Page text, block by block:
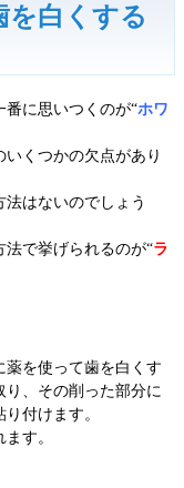
白くする
に思いつくのが“ホワ
くつかの欠点があり
はないのでしょう
で挙げられるのが“ラ
薬を使って歯を白くす
、その削った部分に
付けます。
す。